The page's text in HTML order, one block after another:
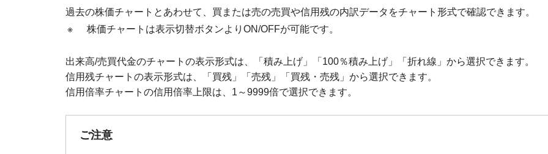
過去の株価チャートとあわせて、買または売の売買や信用残の内訳データをチャート形式で確認できます。
※
株価チャートは表示切替ボタンよりON/OFFが可能です。
出来高/売買代金のチャートの表示形式は、「積み上げ」「100％積み上げ」「折れ線」から選択できます。
信用残チャートの表示形式は、「買残」「売残」「買残・売残」から選択できます。
信用倍率チャートの信用倍率上限は、1～9999倍で選択できます。
ご注意